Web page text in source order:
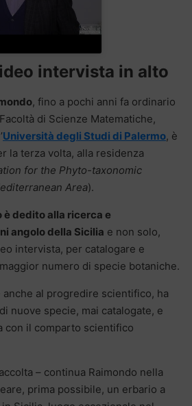
intervista in alto
, fino a pochi anni fa ordinario
di Scienze Matematiche,
Università degli Studi di Palermo, è
la terza volta, alla residenza
for the Phyto-taxonomic
Area).
è dedito alla ricerca e
angolo della Sicilia e non solo,
intervista, per catalogare e
numero di specie botaniche.
anche al progredire scientifico, ha
nuove specie, mai catalogate, e
con il comparto scientifico
– continua Raimondo nella
prima possibile, un erbario a